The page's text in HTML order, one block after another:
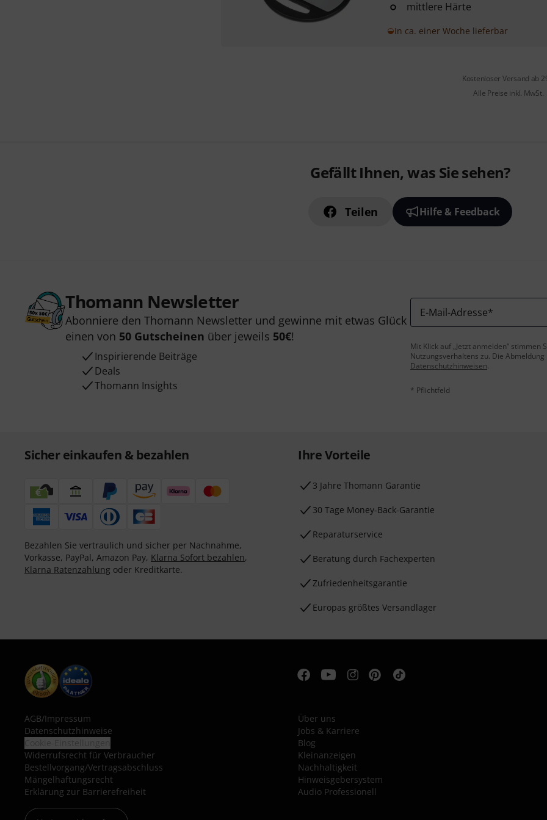
mittlere Härte
In ca. einer Woche lieferbar
Kostenloser Versand ab
Alle Preise inkl. MwSt.
Gefällt Ihnen, was Sie sehen?
Teilen Hilfe & Feedback
Thomann Newsletter
Abonniere den Thomann Newsletter und gewinne mit etwas Glück
einen von 50 Gutscheinen über jeweils 50€!
Inspirierende Beiträge
Deals
Thomann Insights
E-Mail-Adresse*
Mit Klick auf „Jetzt anmelden“
Nutzungsverhaltens zu. Die
Datenschutzhinweisen.
* Pflichtfeld
Sicher einkaufen & bezahlen
Bezahlen Sie vertraulich und sicher per Nachnahme,
Vorkasse, PayPal, Amazon Pay, Klarna Sofort bezahlen,
Klarna Ratenzahlung oder Kreditkarte.
Ihre Vorteile
3 Jahre Thomann Garantie
30 Tage Money-Back-Garantie
Reparaturservice
Beratung durch Fachexperten
Zufriedenheitsgarantie
Europas größtes Versandlager
AGB/Impressum
Datenschutzhinweise
Widerrufsrecht für Verbraucher
Bestellvorgang/Vertragsabschluss
Mängelhaftungsrecht
Erklärung zur Barrierefreiheit
Über uns
Jobs & Karriere
Blog
Kleinanzeigen
Nachhaltigkeit
Hinweisgebersystem
Audio Professionell